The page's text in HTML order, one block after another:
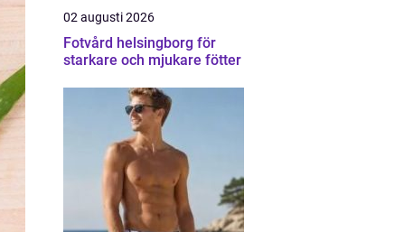
02 augusti 2026
Fotvård helsingborg för
starkare och mjukare fötter